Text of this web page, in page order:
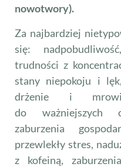
nowotwory).
Za najbardziej
się:
trudności z
stany niepokoju i
drżenie i
do ważniejszych
zaburzenia
przewlekły stres,
z kofeiną,